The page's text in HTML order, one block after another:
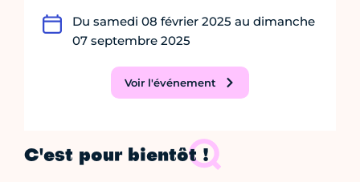
Du samedi 08 février 2025 au dimanche
07 septembre 2025
Voir l'événement
C'est pour bientôt !